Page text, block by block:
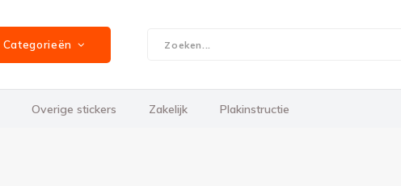
Categorieën
Overige stickers Zakelijk Plakinstructie